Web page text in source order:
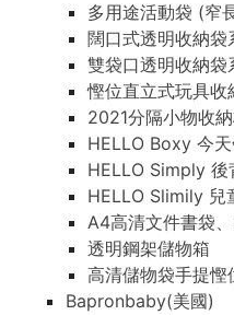
多用途活動袋 (窄
闊口式透明收納袋
雙袋口透明收納袋
慳位直立式玩具收
2021分隔小物收
HELLO Boxy 今
HELLO Simply 後
HELLO Slimily 兒
A4高清文件書袋
透明鋼架儲物箱
高清儲物袋手提慳
Bapronbaby(美國)